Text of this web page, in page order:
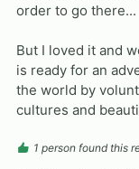
order to go there...
But I loved it and
is ready for an
the world by
cultures and
1 person found this